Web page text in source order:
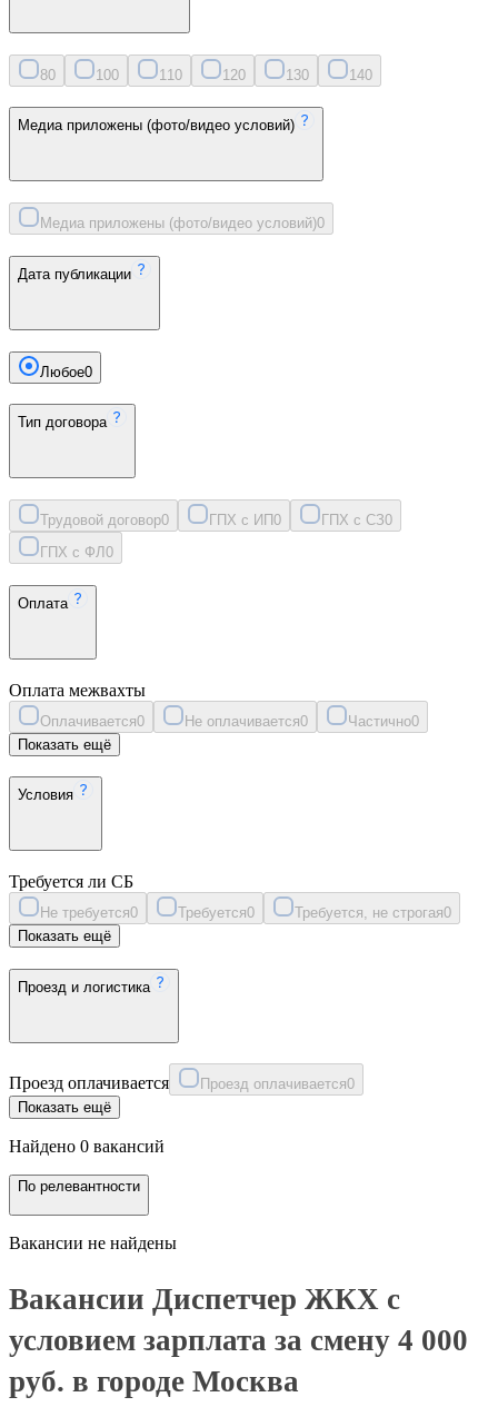
80 100 11 0 120 130 140
Медиа приложены (фото/видео условий)
Медиа приложены (фото/видео условий)0
Дата публикации
Любое0
Тип договора
Трудовой договор0 ГПХ с ИП0 ГПХ с СЗ0
ГПХ с ФЛ 0
Оплата
Оплата межвахты
Оплачивается0 Не оплачивается0 Частично0
Показать ещё
Условия
Требуется ли СБ
Не требуется0 Требуется0 Требуется, не строгая0
Показать ещё
Проезд и логистика
Проезд оплачивается Проезд оплачивается0
Показать ещё
Найдено 0 вакансий
По релевантности
Вакансии не найдены
Вакансии Диспетчер ЖКХ с
условием зарплата за смену 4 000
руб. в городе Москва